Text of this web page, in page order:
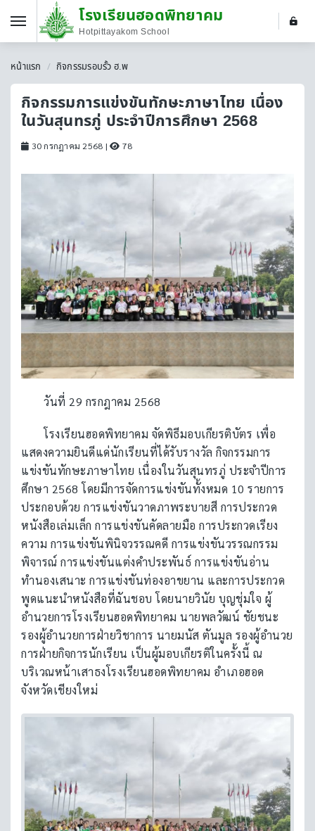
โรงเรียนฮอดพิทยาคม
Hotpittayakom School
หน้าแรก กิจกรรมรอบรั้ว ฮ.พ
กิจกรรมการแข่งขันทักษะภาษาไทย เนื่อง
ในวันสุนทรภู่ ประจำปีการศึกษา 2568
30 กรกฎาคม 2568 | 78
วันที่ 29 กรกฎาคม 2568
โรงเรียนฮอดพิทยาคม จัดพิธีมอบเกียรติบัตร เพื่อ
แสดงความยินดีแด่นักเรียนที่ได้รับรางวัล กิจกรรมการ
แข่งขันทักษะภาษาไทย เนื่องในวันสุนทรภู่ ประจำปีการ
ศึกษา 2568 โดยมีการจัดการแข่งขันทั้งหมด 10 รายการ
ประกอบด้วย การแข่งขันวาดภาพระบายสี การประกวด
หนังสือเล่มเล็ก การแข่งขันคัดลายมือ การประกวดเรียง
ความ การแข่งขันพินิจวรรณคดี การแข่งขันวรรณกรรม
พิจารณ์ การแข่งขันแต่งคำประพันธ์ การแข่งขันอ่าน
ทำนองเสนาะ การแข่งขันท่องอาขยาน และการประกวด
พูดแนะนำหนังสือที่ฉันชอบ โดยนายวินัย บุญชุ่มใจ ผู้
อำนวยการโรงเรียนฮอดพิทยาคม นายพลวัฒน์ ชัยชนะ
รองผู้อำนวยการฝ่ายวิชาการ นายมนัส ตันมูล รองผู้อำนวย
การฝ่ายกิจการนักเรียน เป็นผู้มอบเกียรติในครั้งนี้ ณ
บริเวณหน้าเสาธงโรงเรียนฮอดพิทยาคม อำเภอฮอด
จังหวัดเชียงใหม่